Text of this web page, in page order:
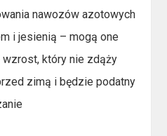
nawozów azotowych
i jesienią – mogą one
wzrost, który nie zdąży
zimą i będzie podatny